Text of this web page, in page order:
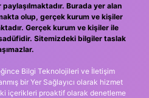
paylaşılmaktadır. Burada yer alan
olup, gerçek kurum ve kişiler
Gerçek kurum ve kişiler ile
Sitemizdeki bilgiler taslak
Bilgi Teknolojileri ve İletişim
bir Yer Sağlayıcı olarak hizmet
içerikleri proaktif olarak denetleme